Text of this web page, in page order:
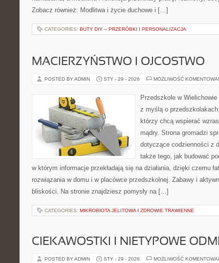
Zobacz również: Modlitwa i życie duchowe i […]
CATEGORIES: BUTY DIY – PRZERÓBKI I PERSONALIZACJA
MACIERZYŃSTWO I OJCOSTWO
POSTED BY ADMIN STY - 29 - 2026 MOŻLIWOŚĆ
Przedszkole w
z myślą o
którzy chcą wspierać
mądry. Strona gromadzi
dotyczące codzienności z
także tego, jak budować
w którym informacje przekładają się na działania, dzięki czemu
rozwiązania w domu i w placówce przedszkolnej. Zabawy i
bliskości. Na stronie znajdziesz pomysły na […]
CATEGORIES: MIKROBIOTA JELITOWA I ZDROWIE TRAWIENNE
CIEKAWOSTKI I NIETYPOWE
POSTED BY ADMIN STY - 29 - 2026 MOŻLIWOŚĆ